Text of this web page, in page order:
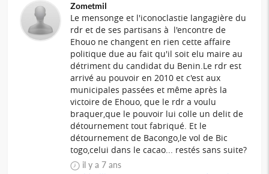
Zometmil
Le mensonge et l'iconoclastie langagière du
rdr et de ses partisans à l'encontre de
Ehouo ne changent en rien cette affaire
politique due au fait qu'il soit elu maire au
détriment du candidat du Benin.Le rdr est
arrivé au pouvoir en 2010 et c'est aux
municipales passées et même après la
victoire de Ehouo, que le rdr a voulu
braquer,que le pouvoir lui colle un delit de
détournement tout fabriqué. Et le
détournement de Bacongo,le vol de Bic
togo,celui dans le cacao... restés sans suite?
il y a 7 ans